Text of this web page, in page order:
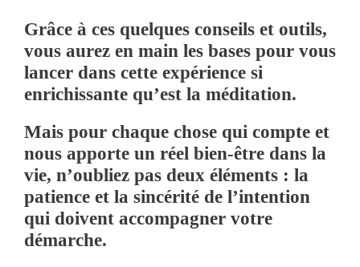
Grâce à ces quelques conseils et outils,
vous aurez en main les bases pour vous
lancer dans cette expérience si
enrichissante qu’est la méditation.
Mais pour chaque chose qui compte et
nous apporte un réel bien-être dans la
vie, n’oubliez pas deux éléments : la
patience et la sincérité de l’intention
qui doivent accompagner votre
démarche.